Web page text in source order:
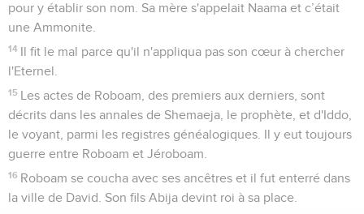
pour y établir son nom. Sa mère s'appelait Naama et c’était
une Ammonite.
14 Il fit le mal parce qu'il n'appliqua pas son cœur à chercher
l'Eternel.
15 Les actes de Roboam, des premiers aux derniers, sont
décrits dans les annales de Shemaeja, le prophète, et d'Iddo,
le voyant, parmi les registres généalogiques. Il y eut toujours
guerre entre Roboam et Jéroboam.
16 Roboam se coucha avec ses ancêtres et il fut enterré dans
la ville de David. Son fils Abija devint roi à sa place.